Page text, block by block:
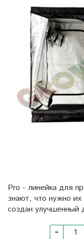
Pro - линейка для
знают, что нужно их
создан улучшенный